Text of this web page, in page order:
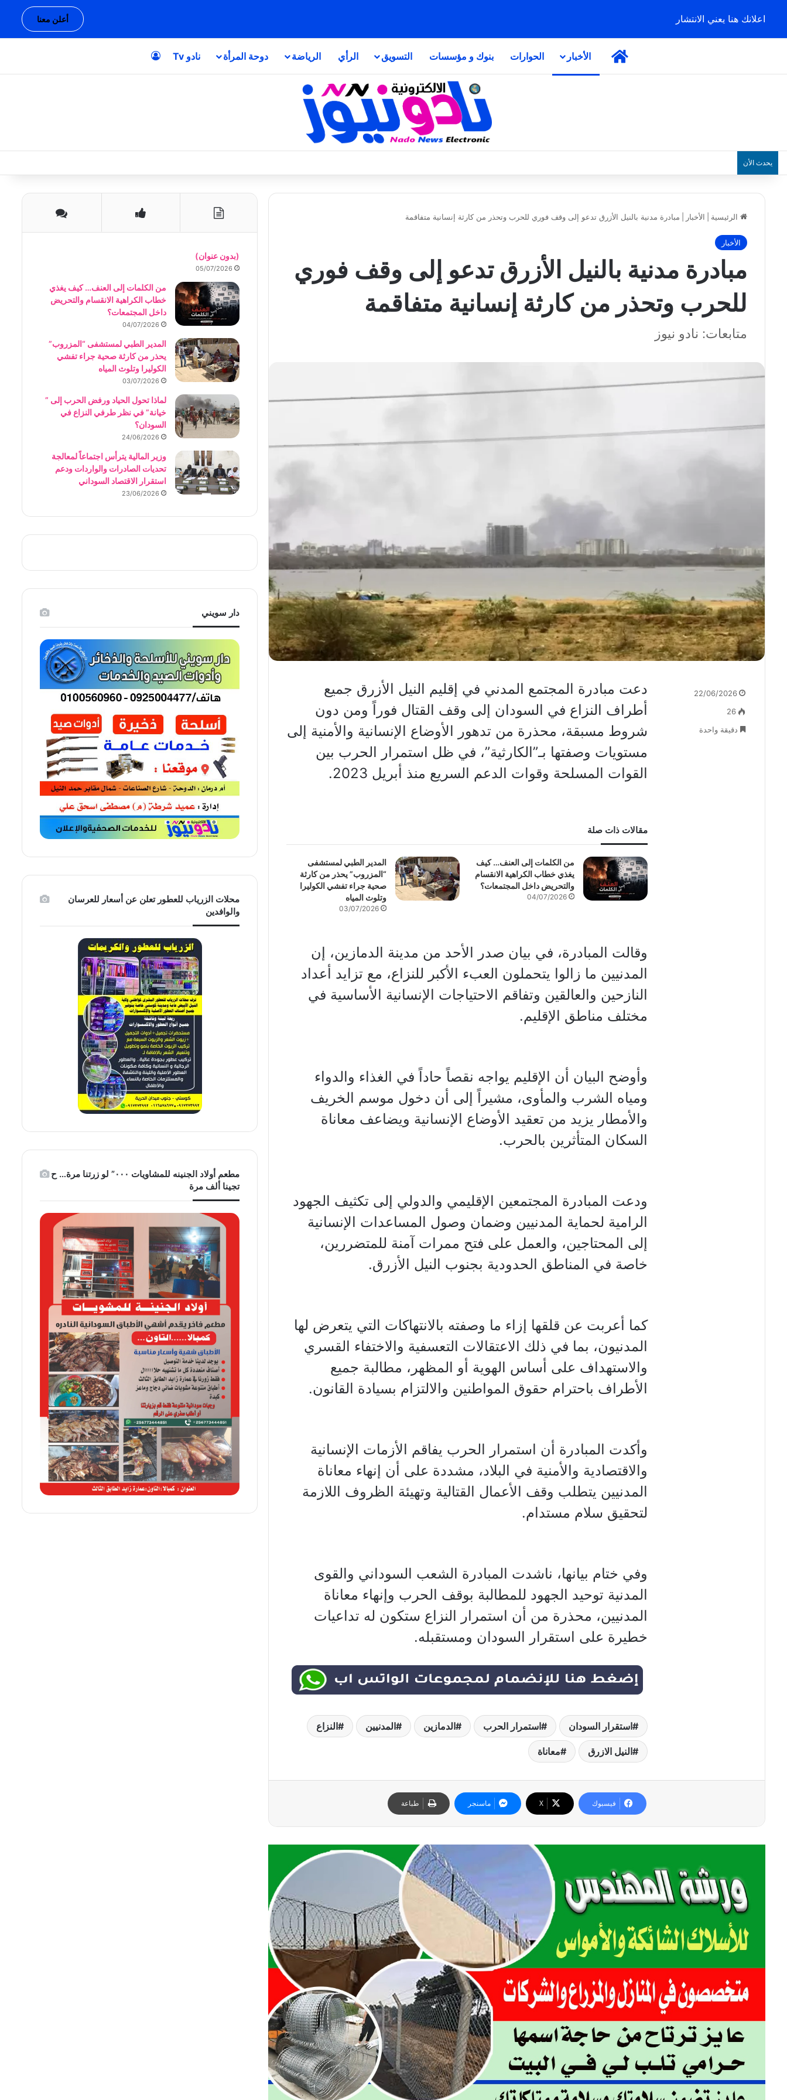
اعلانك هنا يعني الانتشار أعلن معنا
الرئيسيةالأخبار الحوارات بنوك و مؤسسات التسويق الرأي الرياضة دوحة المرأة نادو Tv
يحدث الأن
الرئيسية الأخبار مبادرة مدنية بالنيل الأزرق تدعو إلى وقف فوري للحرب وتحذر من كارثة إنسانية متفاقمة
الأخبار
مبادرة مدنية بالنيل الأزرق تدعو إلى وقف فوري
للحرب وتحذر من كارثة إنسانية متفاقمة
متابعات: نادو نيوز
دعت مبادرة المجتمع المدني في إقليم النيل الأزرق جميع
أطراف النزاع في السودان إلى وقف القتال فوراً ومن دون
شروط مسبقة، محذرة من تدهور الأوضاع الإنسانية والأمنية إلى
مستويات وصفتها بـ”الكارثية”، في ظل استمرار الحرب بين
القوات المسلحة وقوات الدعم السريع منذ أبريل 2023.
مقالات ذات صلة
من الكلمات إلى العنف… كيف
يغذي خطاب الكراهية الانقسام
والتحريض داخل المجتمعات؟
04/07/2026
المدير الطبي لمستشفى
“المزروب” يحذر من كارثة
صحية جراء تفشي الكوليرا
وتلوث المياه
03/07/2026
وقالت المبادرة، في بيان صدر الأحد من مدينة الدمازين، إن
المدنيين ما زالوا يتحملون العبء الأكبر للنزاع، مع تزايد أعداد
النازحين والعالقين وتفاقم الاحتياجات الإنسانية الأساسية في
مختلف مناطق الإقليم.
وأوضح البيان أن الإقليم يواجه نقصاً حاداً في الغذاء والدواء
ومياه الشرب والمأوى، مشيراً إلى أن دخول موسم الخريف
والأمطار يزيد من تعقيد الأوضاع الإنسانية ويضاعف معاناة
السكان المتأثرين بالحرب.
ودعت المبادرة المجتمعين الإقليمي والدولي إلى تكثيف الجهود
الرامية لحماية المدنيين وضمان وصول المساعدات الإنسانية
إلى المحتاجين، والعمل على فتح ممرات آمنة للمتضررين،
خاصة في المناطق الحدودية بجنوب النيل الأزرق.
كما أعربت عن قلقها إزاء ما وصفته بالانتهاكات التي يتعرض لها
المدنيون، بما في ذلك الاعتقالات التعسفية والاختفاء القسري
والاستهداف على أساس الهوية أو المظهر، مطالبة جميع
الأطراف باحترام حقوق المواطنين والالتزام بسيادة القانون.
وأكدت المبادرة أن استمرار الحرب يفاقم الأزمات الإنسانية
والاقتصادية والأمنية في البلاد، مشددة على أن إنهاء معاناة
المدنيين يتطلب وقف الأعمال القتالية وتهيئة الظروف اللازمة
لتحقيق سلام مستدام.
وفي ختام بيانها، ناشدت المبادرة الشعب السوداني والقوى
المدنية توحيد الجهود للمطالبة بوقف الحرب وإنهاء معاناة
المدنيين، محذرة من أن استمرار النزاع ستكون له تداعيات
خطيرة على استقرار السودان ومستقبله.
استقرار السودان استمرار الحرب الدمازين المدنيين النزاع
النيل الازرق معاناة
22/06/2026
26
دقيقة واحدة
فيسبوك ‫X ماسنجر طباعة
(بدون عنوان)
05/07/2026
من الكلمات إلى العنف… كيف يغذي
خطاب الكراهية الانقسام والتحريض
داخل المجتمعات؟
04/07/2026
المدير الطبي لمستشفى “المزروب”
يحذر من كارثة صحية جراء تفشي
الكوليرا وتلوث المياه
03/07/2026
لماذا تحول الحياد ورفض الحرب إلى ”
خيانة” في نظر طرفي النزاع في
السودان؟
24/06/2026
وزير المالية يترأس اجتماعاً لمعالجة
تحديات الصادرات والواردات ودعم
استقرار الاقتصاد السوداني
23/06/2026
دار سويني
محلات الزرياب للعطور تعلن عن أسعار للعرسان
والوافدين
مطعم أولاد الجنينه للمشاويات ٠٠٠” لو زرتنا مرة… ح
تجينا ألف مرة